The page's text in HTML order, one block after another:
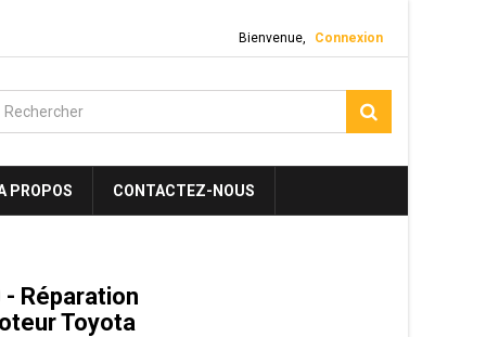
Bienvenue, Connexion
PROPOS CONTACTEZ-NOUS
Réparation
Toyota